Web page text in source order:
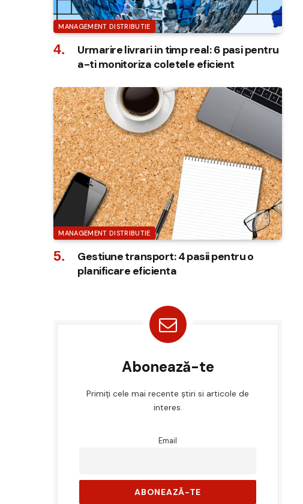
MANAGEMENT DISTRIBUTIE
Urmarire livrari in timp real: 6 pasi pentru
a-ti monitoriza coletele eficient
MANAGEMENT DISTRIBUTIE
Gestiune transport: 4 pasii pentru o
planificare eficienta
Abonează-te
Primiți cele mai recente știri si articole de
interes.
Email